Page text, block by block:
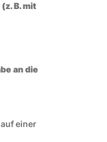
B. mit
an die
auf einer